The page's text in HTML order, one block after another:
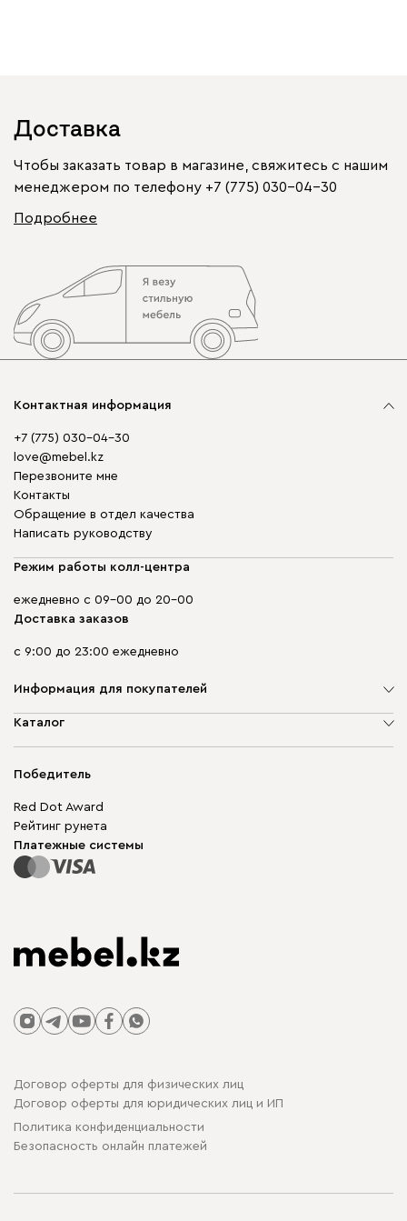
Доставка
Чтобы заказать товар в магазине, свяжитесь с нашим
менеджером по телефону +7 (775) 030-04-30
Подробнее
Контактная информация
+7 (775) 030-04-30
love@mebel.kz
Перезвоните мне
Контакты
Обращение в отдел качества
Написать руководству
Режим работы колл-центра
ежедневно с 09-00 до 20-00
Доставка заказов
с 9:00 до 23:00 ежедневно
Информация для покупателей
О компании
Гарантия
Карта сайта
Каталог
Корпусная мебель
Модульная мебель
Столы и стулья
Победитель
Red Dot Award
Рейтинг рунета
Платежные системы
Договор оферты для физических лиц
Договор оферты для юридических лиц и ИП
Политика конфиденциальности
Безопасность онлайн платежей